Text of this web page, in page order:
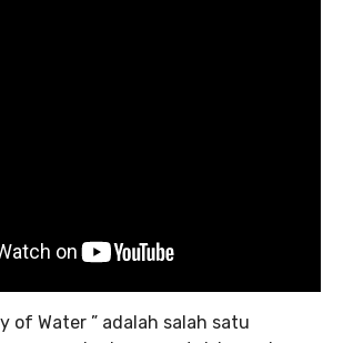
of Water ” adalah salah satu